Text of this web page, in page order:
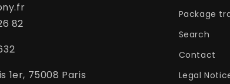
82
1er, 75008 Paris
Package
Search
Contact
Legal